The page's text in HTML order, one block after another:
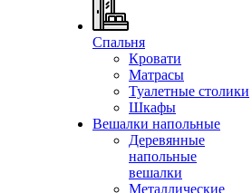
Спальня
Кровати
Матрасы
Туалетные столики
Шкафы
Вешалки напольные
Деревянные
напольные
вешалки
Металлические